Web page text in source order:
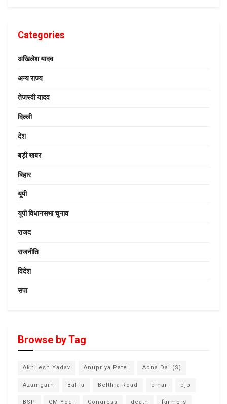
Categories
अखिलेश यादव
अन्य राज्य
तेजस्वी यादव
दिल्ली
देश
बड़ी खबर
बिहार
यूपी
यूपी विधानसभा चुनाव
राजद
राजनीति
विदेश
सपा
Browse by Tag
Akhilesh Yadav Anupriya Patel Apna Dal (S)
Azamgarh Ballia Belthra Road bihar bjp
BSP CM Yogi Congress death farmers